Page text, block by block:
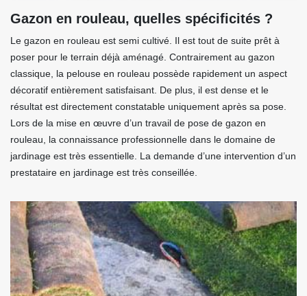
Gazon en rouleau, quelles spécificités ?
Le gazon en rouleau est semi cultivé. Il est tout de suite prêt à
poser pour le terrain déjà aménagé. Contrairement au gazon
classique, la pelouse en rouleau possède rapidement un aspect
décoratif entièrement satisfaisant. De plus, il est dense et le
résultat est directement constatable uniquement après sa pose.
Lors de la mise en œuvre d’un travail de pose de gazon en
rouleau, la connaissance professionnelle dans le domaine de
jardinage est très essentielle. La demande d’une intervention d’un
prestataire en jardinage est très conseillée.